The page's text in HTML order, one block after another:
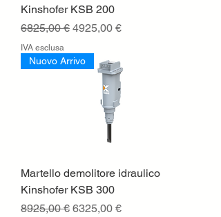
Kinshofer KSB 200
Prezzo regolare
6825,00 € Prezzo scontato
4925,00 €
IVA esclusa
Nuovo Arrivo
Martello demolitore idraulico
Kinshofer KSB 300
Prezzo regolare
8925,00 € Prezzo scontato
6325,00 €